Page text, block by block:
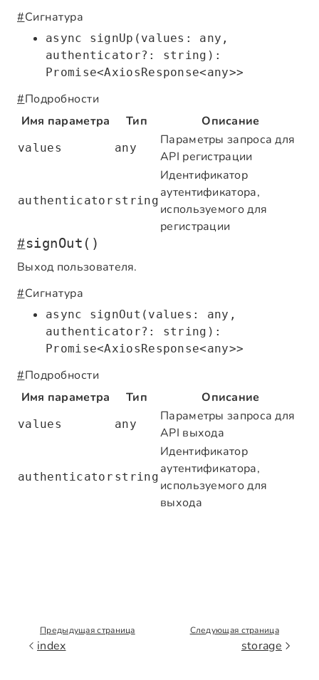
#Сигнатура
async signUp(values: any,
authenticator?: string):
Promise<AxiosResponse<any>>
#Подробности
Имя параметра
Тип Описание
values any
Параметры запроса для
API регистрации
authenticator string
Идентификатор
аутентификатора,
используемого для
регистрации
#signOut()
Выход пользователя.
#Сигнатура
async signOut(values: any,
authenticator?: string):
Promise<AxiosResponse<any>>
#Подробности
Имя параметра
Тип Описание
values any
Параметры запроса для
API выхода
authenticator string
Идентификатор
аутентификатора,
используемого для
выхода
Предыдущая страница
index
Следующая страница
storage